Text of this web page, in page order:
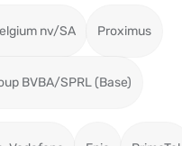
nv/SA Proximus
BVBA/SPRL (Base)